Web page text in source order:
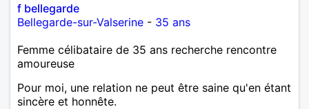
f bellegarde
Bellegarde-sur-Valserine - 35 ans
Femme célibataire de 35 ans recherche rencontre
amoureuse
Pour moi, une relation ne peut être saine qu'en étant
sincère et honnête.